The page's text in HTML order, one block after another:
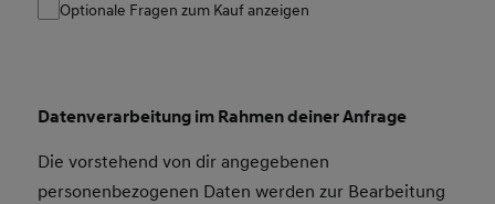
Optionale Fragen zum Kauf anzeigen
Datenverarbeitung im Rahmen deiner Anfrage
Die vorstehend von dir angegebenen
personenbezogenen Daten werden zur Bearbeitung